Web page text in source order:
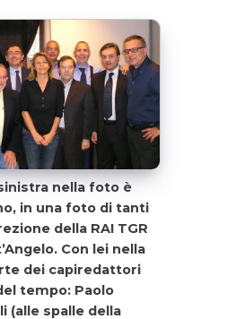
nella foto è
in una foto di tanti
della RAI TGR
Con lei nella
dei capiredattori
tempo: Paolo
(alle spalle della